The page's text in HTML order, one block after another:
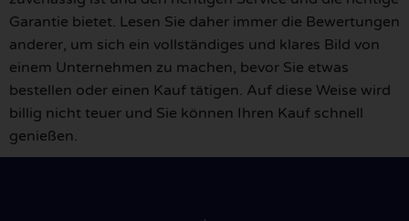
Garantie bietet. Lesen Sie daher immer die Bewertungen
anderer, um sich ein vollständiges und klares Bild von
einem Unternehmen zu machen, bevor Sie etwas
bestellen oder einen Kauf tätigen. Auf diese Weise wird
billig nicht teuer und Sie können Ihren Kauf schnell
genießen.